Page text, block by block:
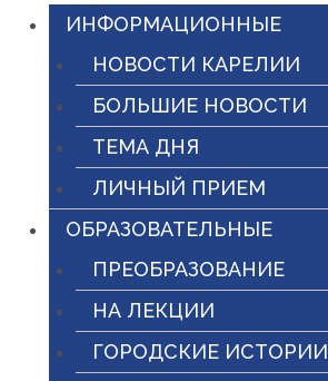
ИНФОРМАЦИОННЫЕ
НОВОСТИ КАРЕЛИИ
БОЛЬШИЕ НОВОСТИ
ТЕМА ДНЯ
ЛИЧНЫЙ ПРИЕМ
ОБРАЗОВАТЕЛЬНЫЕ
ПРЕОБРАЗОВАНИЕ
НА ЛЕКЦИИ
ГОРОДСКИЕ ИСТОРИИ